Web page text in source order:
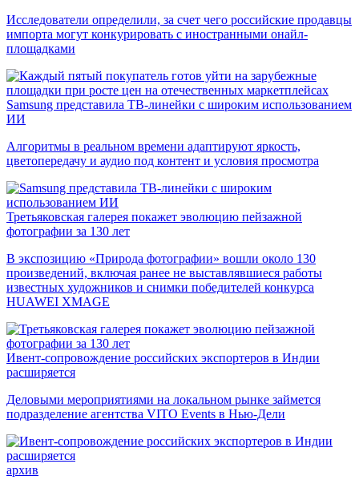
Исследователи определили, за счет чего российские продавцы
импорта могут конкурировать с иностранными онайл-
площадками
Samsung представила ТВ-линейки с широким использованием
ИИ
Алгоритмы в реальном времени адаптируют яркость,
цветопередачу и аудио под контент и условия просмотра
Третьяковская галерея покажет эволюцию пейзажной
фотографии за 130 лет
В экспозицию «Природа фотографии» вошли около 130
произведений, включая ранее не выставлявшиеся работы
известных художников и снимки победителей конкурса
HUAWEI XMAGE
Ивент-сопровождение российских экспортеров в Индии
расширяется
Деловыми мероприятиями на локальном рынке займется
подразделение агентства VITO Events в Нью-Дели
архив